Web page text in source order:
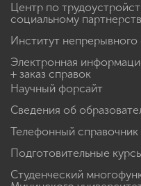
Центр по
социальному
Институт непрерывного
Электронная
+ заказ справок
Научный форсайт
Сведения об
Телефонный справочник
Подготовительные
Студенческий